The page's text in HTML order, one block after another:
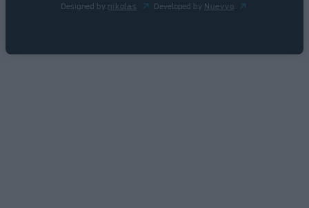
Designed by nikolas Developed by Nuevvo